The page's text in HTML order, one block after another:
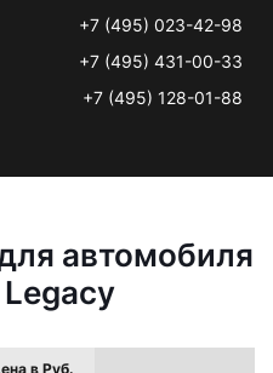
+7 (495) 023-42-98
+7 (495) 431-00-33
+7 (495) 128-01-88
автомобиля
в Руб.